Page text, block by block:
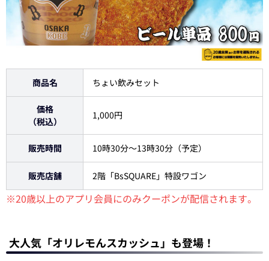
商品名 ちょい飲みセット
価格
（税込）
1,000円
販売時間 10時30分～13時30分（予定）
販売店舗 2階「BsSQUARE」特設ワゴン
※20歳以上のアプリ会員にのみクーポンが配信されます。
大人気「オリレモんスカッシュ」も登場！